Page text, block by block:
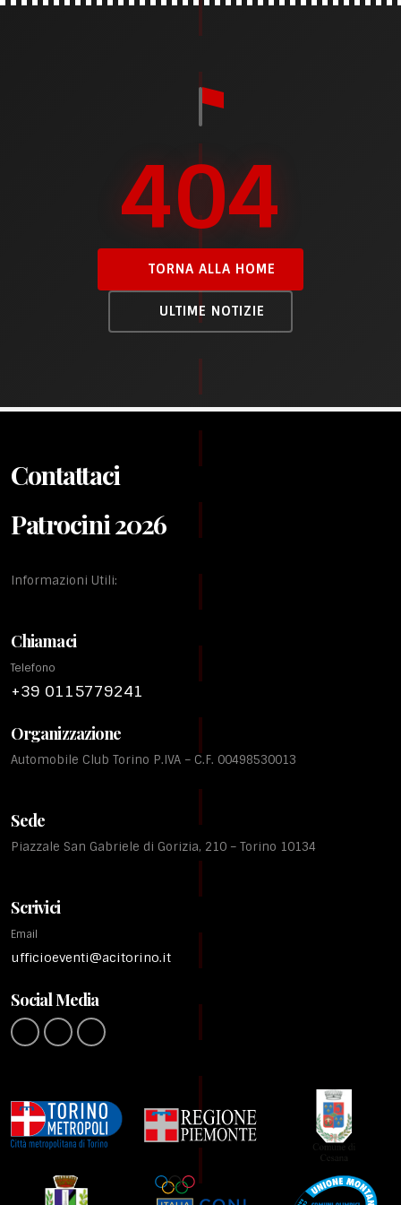
404
TORNA ALLA HOME
ULTIME NOTIZIE
Contattaci
Patrocini 2026
Informazioni Utili:
Chiamaci
Telefono
+39 0115779241
Organizzazione
Automobile Club Torino P.IVA – C.F. 00498530013
Sede
Piazzale San Gabriele di Gorizia, 210 – Torino 10134
Scrivici
Email
ufficioeventi@acitorino.it
Social Media